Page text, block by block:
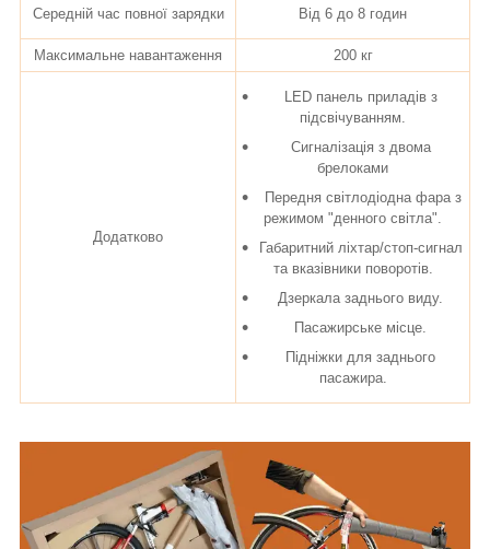
Середній час повної зарядки Від 6 до 8 годин
Максимальне навантаження 200 кг
Додатково
LED панель приладів з
підсвічуванням.
Сигналізація з двома
брелоками
Передня світлодіодна фара з
режимом "денного світла".
Габаритний ліхтар/стоп-сигнал
та вказівники поворотів.
Дзеркала заднього виду.
Пасажирське місце.
Підніжки для заднього
пасажира.